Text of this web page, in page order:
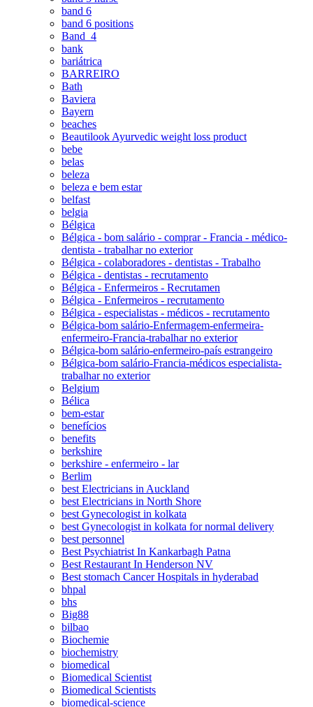
band 6
band 6 positions
Band_4
bank
bariátrica
BARREIRO
Bath
Baviera
Bayern
beaches
Beautilook Ayurvedic weight loss product
bebe
belas
beleza
beleza e bem estar
belfast
belgia
Bélgica
Bélgica - bom salário - comprar - Francia - médico-
dentista - trabalhar no exterior
Bélgica - colaboradores - dentistas - Trabalho
Bélgica - dentistas - recrutamento
Bélgica - Enfermeiros - Recrutamen
Bélgica - Enfermeiros - recrutamento
Bélgica - especialistas - médicos - recrutamento
Bélgica-bom salário-Enfermagem-enfermeira-
enfermeiro-Francia-trabalhar no exterior
Bélgica-bom salário-enfermeiro-país estrangeiro
Bélgica-bom salário-Francia-médicos especialista-
trabalhar no exterior
Belgium
Bélica
bem-estar
benefícios
benefits
berkshire
berkshire - enfermeiro - lar
Berlim
best Electricians in Auckland
best Electricians in North Shore
best Gynecologist in kolkata
best Gynecologist in kolkata for normal delivery
best personnel
Best Psychiatrist In Kankarbagh Patna
Best Restaurant In Henderson NV
Best stomach Cancer Hospitals in hyderabad
bhpal
bhs
Big88
bilbao
Biochemie
biochemistry
biomedical
Biomedical Scientist
Biomedical Scientists
biomedical-science